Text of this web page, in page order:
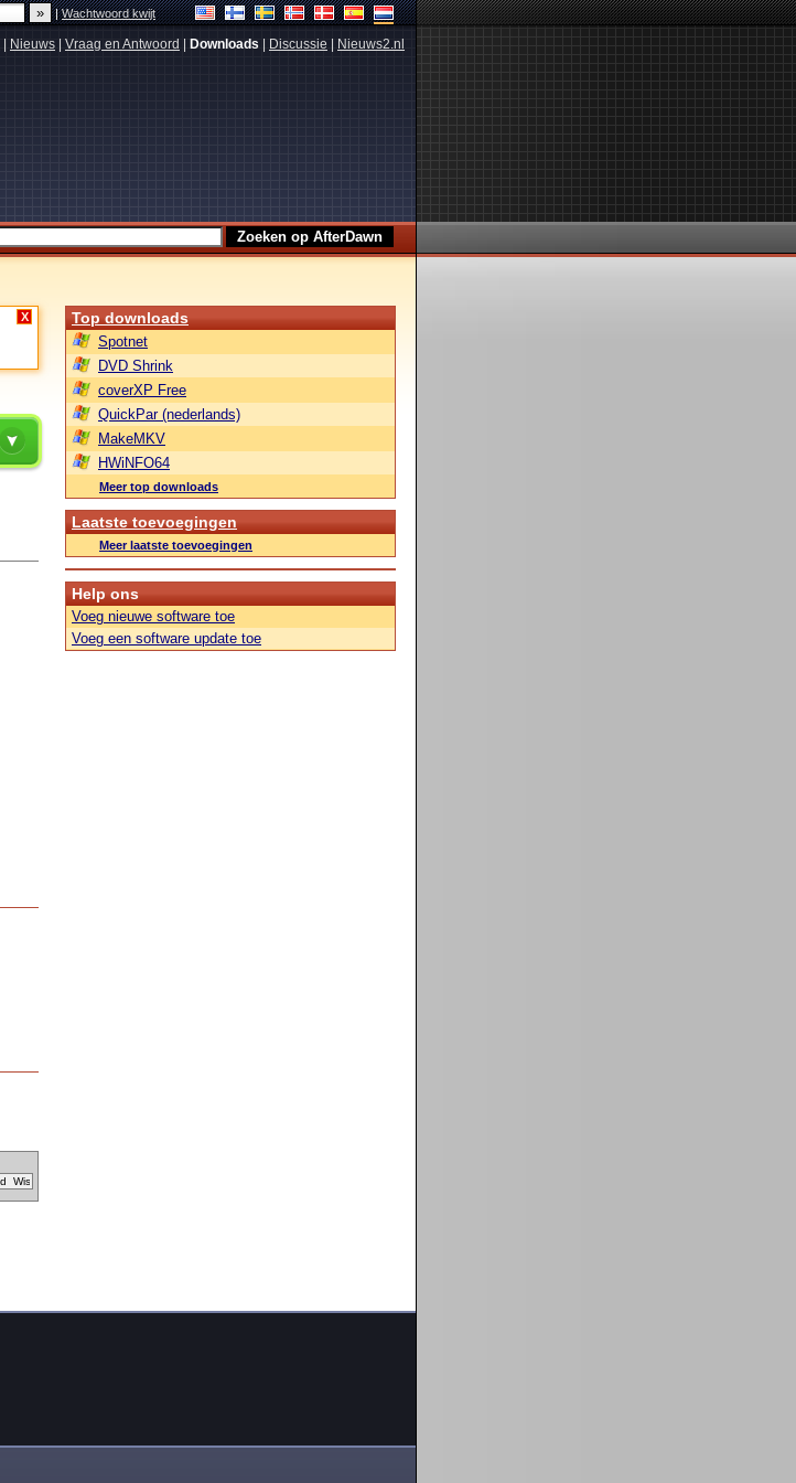
|Wachtwoord kwijt
Nieuws Vraag en Antwoord Downloads Discussie Nieuws2.nl
X Top downloads
Spotnet
DVD Shrink
coverXP Free
QuickPar (nederlands)
MakeMKV
HWiNFO64
Meer top downloads
Laatste toevoegingen
Meer laatste toevoegingen
Help ons
Voeg nieuwe software toe
Voeg een software update toe